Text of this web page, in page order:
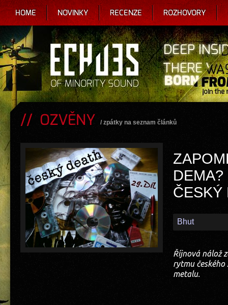
HOME NOVINKY RECENZE ROZHOVORY
OZVĚNY / zpátky na seznam článků
ČESKÝ
Bhut
Říjnová nálož
rytmu
metalu.